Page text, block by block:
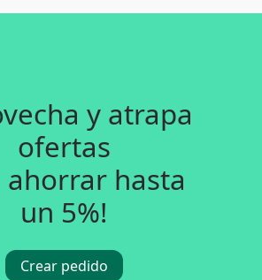
y atrapa
ofertas
ahorrar hasta
un 5%!
Crear pedido